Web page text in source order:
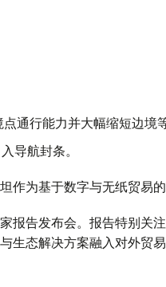
通行能力并大幅缩短边境
导航封条。
为基于数字与无纸贸易的
报告发布会。报告特别关
生态解决方案融入对外贸易